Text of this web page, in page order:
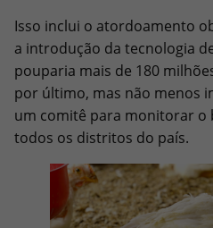
Isso inclui o atordoamento
a introdução da tecnologia
pouparia mais de 180
por último, mas não menos
um comitê para monitorar o
todos os distritos do país.